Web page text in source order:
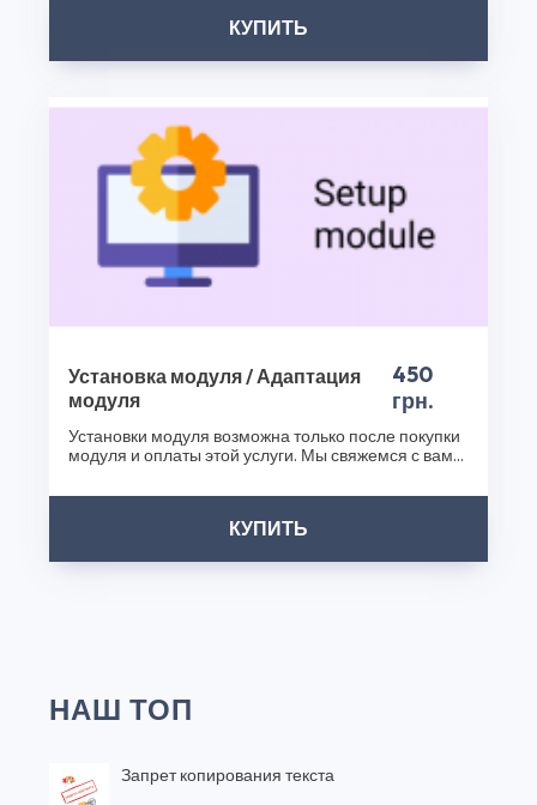
возможность обогатить функциональность вашего
интернет-магазина с помощью Opencart 2.x - Модуль
Посетите наш интернет-магазин плагинов уже сегодня
и сделайте ваш бизнес еще успешнее!
Спасибо, что выбрали CS50!
КУПИТЬ
Установка модуля / Адаптация
модуля
450
грн.
Установки модуля возможна только после покупки
модуля и оплаты этой услуги. Мы свяжемся с вами
КУПИТЬ
НАШ ТОП
Запрет копирования текста